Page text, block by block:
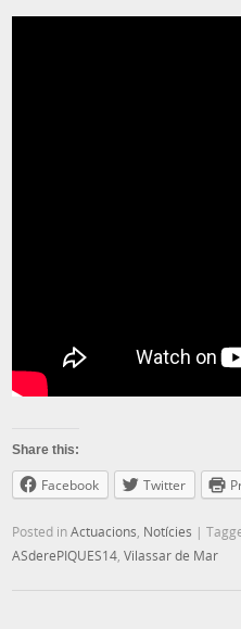
Share this:
Facebook Twitter
Posted inActuacions Notícies |
ASderePIQUES14 ,Vilassar de Mar